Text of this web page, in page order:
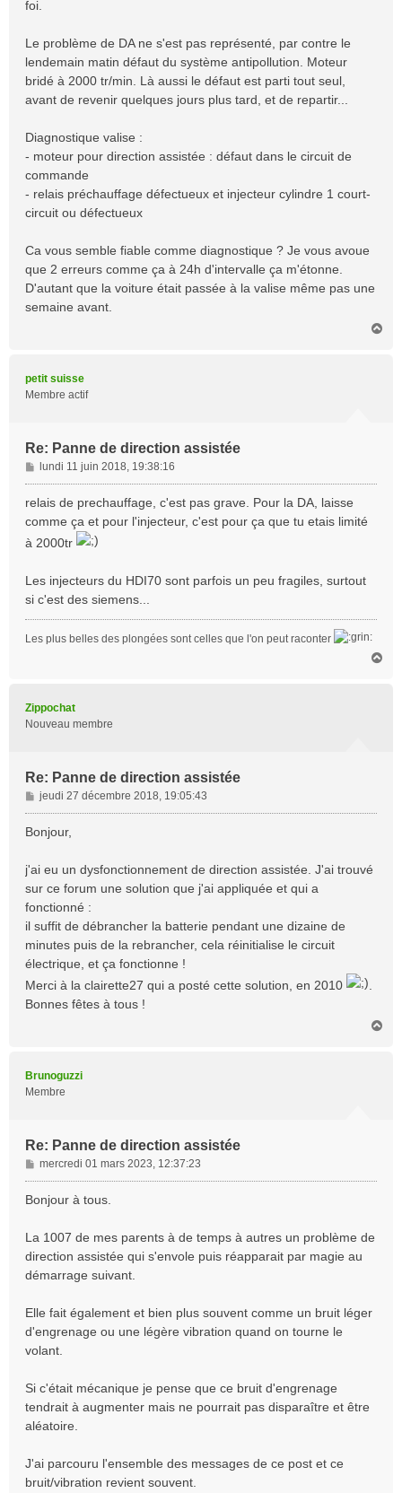
g
foi.
Le problème de DA ne s'est pas représenté, par contre le
lendemain matin défaut du système antipollution. Moteur
bridé à 2000 tr/min. Là aussi le défaut est parti tout seul,
avant de revenir quelques jours plus tard, et de repartir...
Diagnostique valise :
- moteur pour direction assistée : défaut dans le circuit de
commande
- relais préchauffage défectueux et injecteur cylindre 1 court-
circuit ou défectueux
Ca vous semble fiable comme diagnostique ? Je vous avoue
que 2 erreurs comme ça à 24h d'intervalle ça m'étonne.
D'autant que la voiture était passée à la valise même pas une
semaine avant.
petit suisse
Membre actif
Re: Panne de direction assistée
M
e
s
g
lundi 11 juin 2018, 19:38:16
relais de prechauffage, c'est pas grave. Pour la DA, laisse
comme ça et pour l'injecteur, c'est pour ça que tu etais limité
à 2000tr
Les injecteurs du HDI70 sont parfois un peu fragiles, surtout
si c'est des siemens...
Les plus belles des plongées sont celles que l'on peut raconter
Zippochat
Nouveau membre
Re: Panne de direction assistée
M
e
s
g
e
jeudi 27 décembre 2018, 19:05:43
Bonjour,
j'ai eu un dysfonctionnement de direction assistée. J'ai trouvé
sur ce forum une solution que j'ai appliquée et qui a
fonctionné :
il suffit de débrancher la batterie pendant une dizaine de
minutes puis de la rebrancher, cela réinitialise le circuit
électrique, et ça fonctionne !
Merci à la clairette27 qui a posté cette solution, en 2010
Bonnes fêtes à tous !
Brunoguzzi
Membre
Re: Panne de direction assistée
M
e
s
g
e
mercredi 01 mars 2023, 12:37:23
Bonjour à tous.
La 1007 de mes parents à de temps à autres un problème de
direction assistée qui s'envole puis réapparait par magie au
démarrage suivant.
Elle fait également et bien plus souvent comme un bruit léger
d'engrenage ou une légère vibration quand on tourne le
volant.
Si c'était mécanique je pense que ce bruit d'engrenage
tendrait à augmenter mais ne pourrait pas disparaître et être
aléatoire.
J'ai parcouru l'ensemble des messages de ce post et ce
bruit/vibration revient souvent.